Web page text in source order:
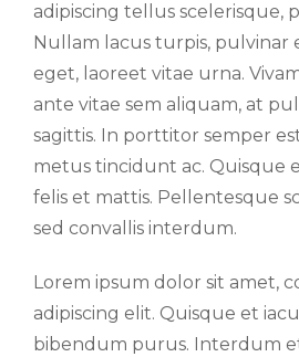
adipiscing tellus scelerisque,
Nullam lacus turpis, pulvinar
eget, laoreet vitae urna.
ante vitae sem aliquam, at
sagittis. In porttitor semper
metus tincidunt ac. Quisque
felis et mattis. Pellentesque
sed convallis interdum.
Lorem ipsum dolor sit amet,
adipiscing elit. Quisque et
bibendum purus. Interdum